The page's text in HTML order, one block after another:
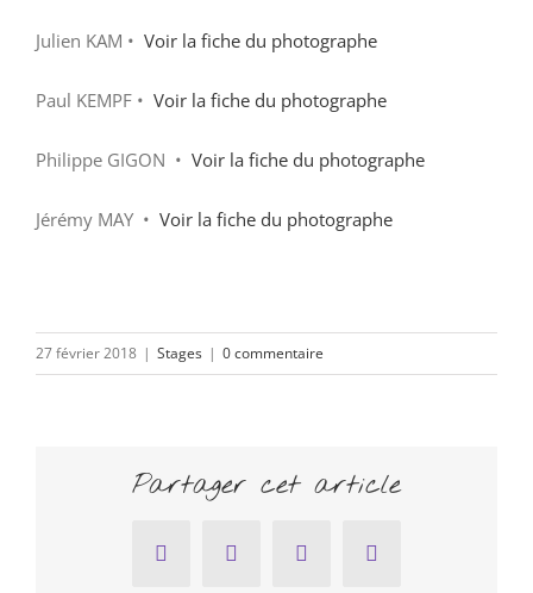
Julien KAM • Voir la fiche du photographe
Paul KEMPF • Voir la fiche du photographe
Philippe GIGON • Voir la fiche du photographe
Jérémy MAY • Voir la fiche du photographe
27 février 2018 | Stages | 0 commentaire
Partager cet article
FacebookTwitter PinterestEmail